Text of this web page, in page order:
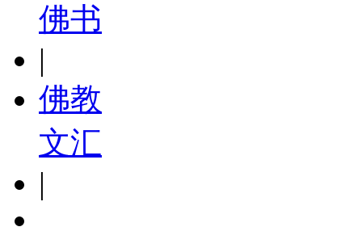
佛书
|
佛教
文汇
|